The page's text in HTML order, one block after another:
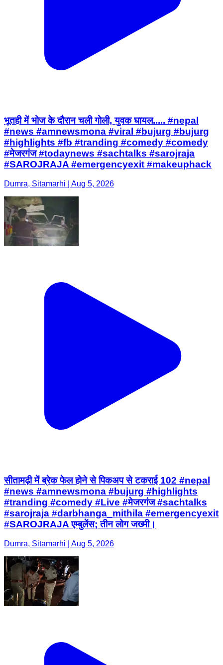
भूतही में भोज के दौरान चली गोली, युवक घायल..... #nepal
#news #amnewsmona #viral #bujurg #bujurg
#highlights #fb #tranding #comedy #comedy
#मेजरगंज #todaynews #sachtalks #sarojraja
#SAROJRAJA #emergencyexit #makeuphack
Dumra, Sitamarhi | Aug 5, 2026
सीतामढ़ी में ब्रेक फेल होने से पिकअप से टकराई 102 #nepal
#news #amnewsmona #bujurg #highlights
#tranding #comedy #Live #मेजरगंज #sachtalks
#sarojraja #darbhanga_mithila #emergencyexit
#SAROJRAJA एम्बुलेंस; तीन लोग जख्मी।
Dumra, Sitamarhi | Aug 5, 2026